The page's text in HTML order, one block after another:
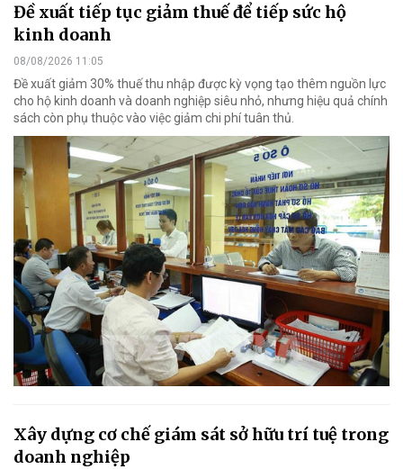
Đề xuất tiếp tục giảm thuế để tiếp sức hộ
kinh doanh
08/08/2026 11:05
Đề xuất giảm 30% thuế thu nhập được kỳ vọng tạo thêm nguồn lực
cho hộ kinh doanh và doanh nghiệp siêu nhỏ, nhưng hiệu quả chính
sách còn phụ thuộc vào việc giảm chi phí tuân thủ.
Xây dựng cơ chế giám sát sở hữu trí tuệ trong
doanh nghiệp